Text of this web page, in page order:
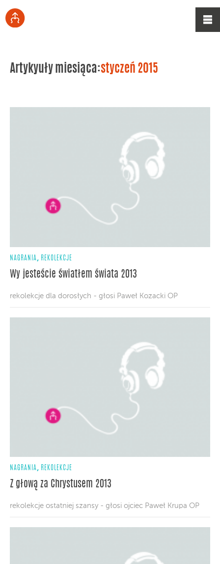
Artykyuły miesiąca:styczeń 2015
NAGRANIA, REKOLEKCJE
Wy jesteście światłem świata 2013
rekolekcje dla dorosłych - głosi Paweł Kozacki OP
NAGRANIA, REKOLEKCJE
Z głową za Chrystusem 2013
rekolekcje ostatniej szansy - głosi ojciec Paweł Krupa OP